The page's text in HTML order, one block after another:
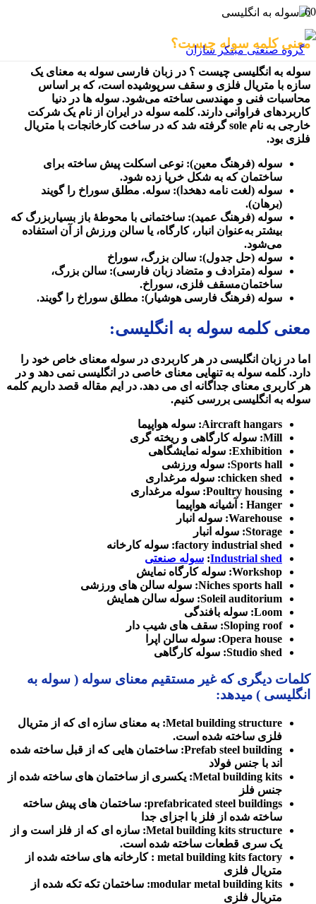
معنی کلمه سوله چیست؟
سوله به انگلیسی چیست ؟ در زبان فارسی سوله به معنای یک
سازه با متریال فلزی و سقف سرپوشیده است، که بر اساس
محاسبات فنی و مهندسی ساخته می‌شود. سوله ها در دنیا
کاربردهای فراوانی دارند. کلمه سوله در ایران از نام یک شرکت
خارجی به نام sole گرفته شد که در ساخت کارخانجات با متریال
فلزی بود.
سوله (فرهنگ معین): نوعی اسکلت پیش ساخته برای
ساختمان که به شکل خرپا زده شود.
سوله (لغت نامه دهخدا): سوله. مطلق سوراخ را گویند
(برهان).
سوله (فرهنگ عمید): ساختمانی با محوطۀ باز بسیاربزرگ که
بیشتر به‌عنوان انبار، کارگاه، یا سالن ورزش از آن استفاده
می‌شود.
سوله (حل جدول): سالن بزرگ، سوراخ
سوله (مترادف و متضاد زبان فارسی): سالن بزرگ،
ساختمان‌مسقف فلزی، سوراخ.
سوله (فرهنگ فارسی هوشیار): مطلق سوراخ را گویند.
معنی کلمه سوله به انگلیسی:
اما در زبان انگلیسی در هر کاربردی در سوله معنای خاص خود را
دارد. کلمه سوله به تنهایی معنای خاصی در انگلیسی نمی دهد و در
هر کاربری معنای جداگانه ای می دهد. در ایم مقاله قصد داریم کلمه
سوله به انگلیسی بررسی کنیم.
Aircraft hangars: سوله هواپیما
Mill: سوله کارگاهی و ریخته گری
Exhibition: سوله نمایشگاهی
Sports hall: سوله ورزشی
chicken shed: سوله مرغداری
Poultry housing: سوله مرغداری
Hanger : آشیانه هواپیما
Warehouse: سوله انبار
Storage: سوله انبار
factory industrial shed: سوله کارخانه
Industrial shed
: سوله صنعتی
Workshop: سوله کارگاه نمایش
Niches sports hall: سوله سالن های ورزشی
Soleil auditorium: سوله سالن همایش
Loom: سوله بافندگی
Sloping roof: سقف های شیب دار
Opera house: سوله سالن اپرا
Studio shed: سوله کارگاهی
کلمات دیگری که غیر مستقیم معنای سوله ( سوله به
انگلیسی ) میدهد:
Metal building structure: به معنای سازه ای که از متریال
فلزی ساخته شده است.
Prefab steel building: ساختمان هایی که از قبل ساخته شده
اند با جنس فولاد
Metal building kits: یکسری از ساختمان های ساخته شده از
جنس فلز
prefabricated steel buildings: ساختمان های پیش ساخته
ساخته شده از فلز با اجزای جدا
Metal building kits structure: سازه ای که از فلز است و از
یک سری قطعات ساخته شده است.
metal building kits factory : کارخانه های ساخته شده از
متریال فلزی
modular metal building kits: ساختمان تکه تکه شده از
متریال فلزی